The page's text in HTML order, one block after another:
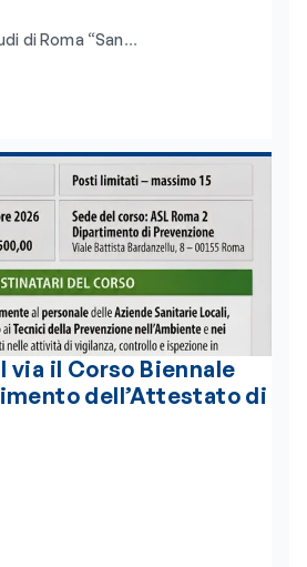
di Roma “San
via il Corso Biennale
dell’Attestato di